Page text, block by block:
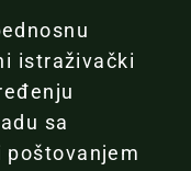
istraživački
sa